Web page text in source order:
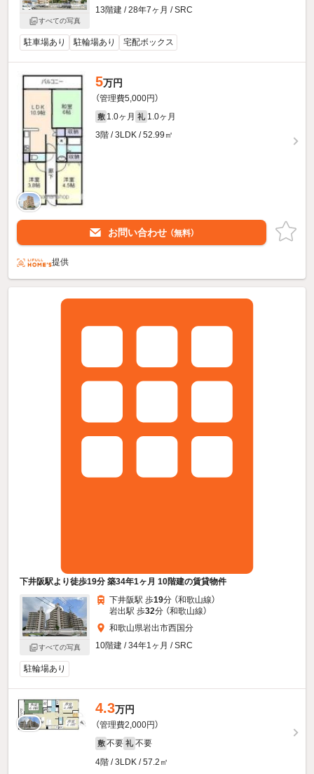
すべての写真
13階建 / 28年7ヶ月 / SRC
駐車場あり 駐輪場あり 宅配ボックス
5万円
（管理費5,000円）
敷 1.0ヶ月 礼 1.0ヶ月
3階 / 3LDK / 52.99㎡
お問い合わせ （無料）
提供
下井阪駅より徒歩19分 築34年1ヶ月 10階建の賃貸物件
すべての写真
下井阪駅 歩19分 （和歌山線）
岩出駅 歩32分 （和歌山線）
和歌山県岩出市西国分
10階建 / 34年1ヶ月 / SRC
駐輪場あり
4.3万円
（管理費2,000円）
敷 不要 礼 不要
4階 / 3LDK / 57.2㎡